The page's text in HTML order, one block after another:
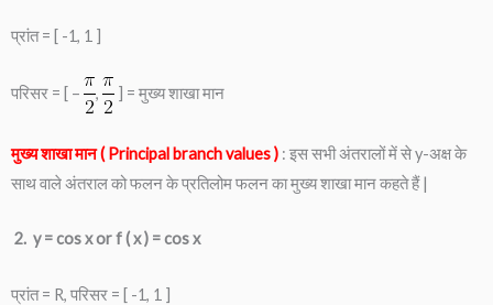
प्रांत = [ -1, 1 ]
परिसर = [ – , ] = मुख्य शाखा मान
मुख्य शाखा मान ( Principal branch values ) : इस सभी अंतरालों में से y-अक्ष के
साथ वाले अंतराल को फलन के प्रतिलोम फलन का मुख्य शाखा मान कहते हैं |
2. y = cos x or f ( x ) = cos x
प्रांत = R, परिसर = [ -1, 1 ]